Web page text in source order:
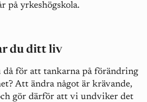
på yrkeshögskola.
du ditt liv
då för att tankarna på förändring
Att ändra något är krävande,
gör därför att vi undviker det